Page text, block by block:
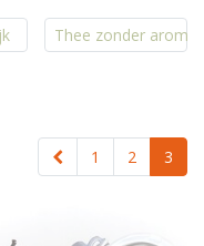
Thee zonder
1 2 3